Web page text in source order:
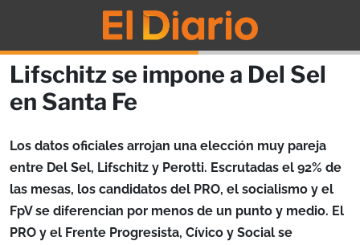
Lifschitz se impone a Del Sel
en Santa Fe
Los datos oficiales arrojan una elección muy pareja
entre Del Sel, Lifschitz y Perotti. Escrutadas el 92% de
las mesas, los candidatos del PRO, el socialismo y el
FpV se diferencian por menos de un punto y medio. El
PRO y el Frente Progresista, Cívico y Social se